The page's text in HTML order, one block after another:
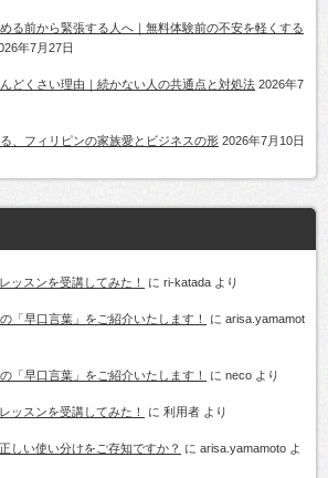
る前から緊張する人へ｜無料体験前の不安を軽くする
年7月27日
どくさい理由｜続かない人の共通点と対処法 2026年7
、フィリピンの家族愛とビジネスの形 2026年7月10日
ッスンを受講してみた！ に ri-katada より
「早口言葉」をご紹介いたします！ に arisa.yamamot
「早口言葉」をご紹介いたします！ に neco より
ッスンを受講してみた！ に 利用者 より
しい使い分けをご存知ですか？ に arisa.yamamoto よ